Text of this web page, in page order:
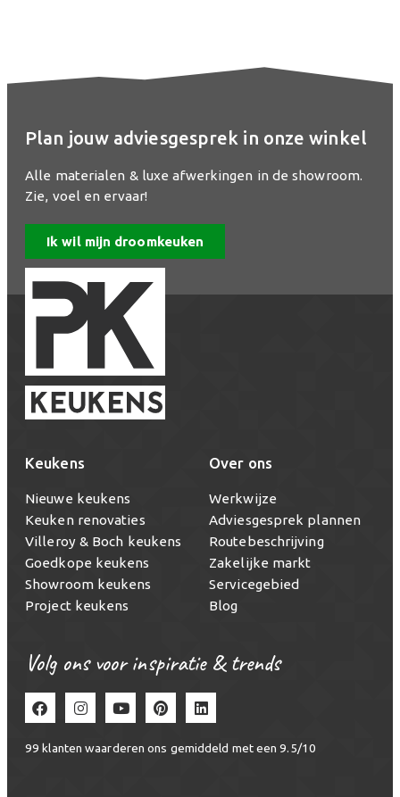
Plan jouw adviesgesprek in onze winkel
Alle materialen & luxe afwerkingen in de showroom.
Zie, voel en ervaar!
Ik wil mijn droomkeuken
Keukens
Nieuwe keukens
Keuken renovaties
Villeroy & Boch keukens
Goedkope keukens
Showroom keukens
Project keukens
Over ons
Werkwijze
Adviesgesprek plannen
Routebeschrijving
Zakelijke markt
Servicegebied
Blog
Volg ons voor inspiratie & trends
99 klanten waarderen ons gemiddeld met een9.5/10